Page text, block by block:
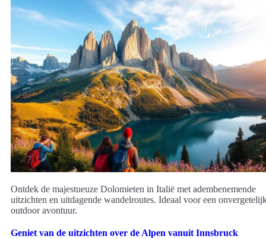
Ontdek de majestueuze Dolomieten in Italië met adembenemende
uitzichten en uitdagende wandelroutes. Ideaal voor een
outdoor avontuur.
Geniet van de uitzichten over de Alpen vanuit Innsbruck